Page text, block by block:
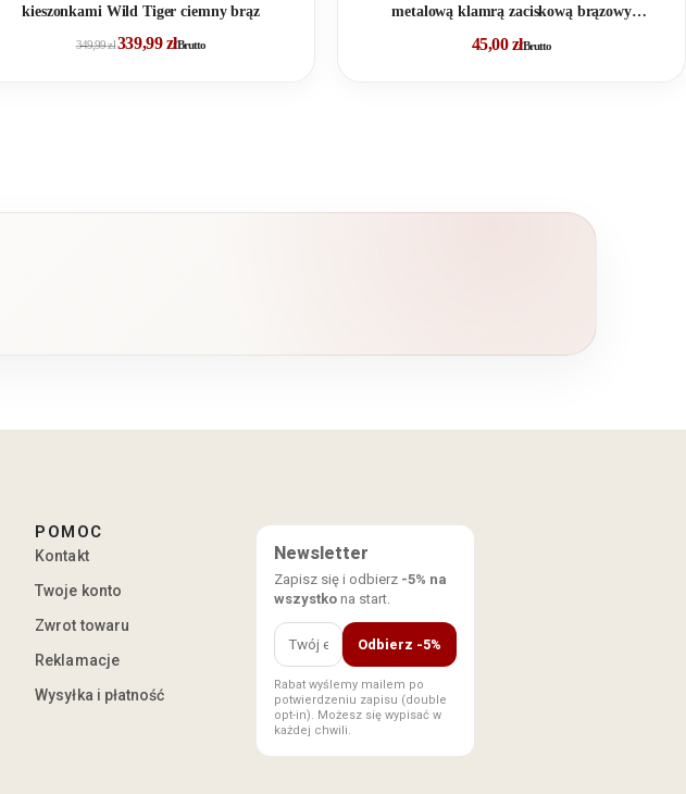
kieszonkami Wild Tiger ciemny brąz
349,99zł339,99złBrutto
metalową klamrą zaciskową brązowy
45,00złBrutto
POMOC
Kontakt
Twoje konto
Zwrot towaru
Reklamacje
Wysyłka i płatność
Newsletter
Zapisz się i odbierz -5% na
wszystkona start.
Odbierz -5%
Rabat wyślemy mailem po
potwierdzeniu zapisu (double
opt-in). Możesz się wypisać w
każdej chwili.